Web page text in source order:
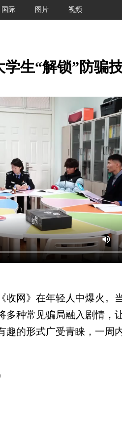
国际 图片 视频
生“解锁”防骗
网》在年轻人中爆火。
多种常见骗局融入剧情，
趣的形式广受青睐，一周